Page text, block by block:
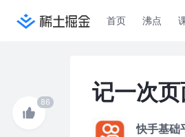
首页 沸点
记一次
快手基础